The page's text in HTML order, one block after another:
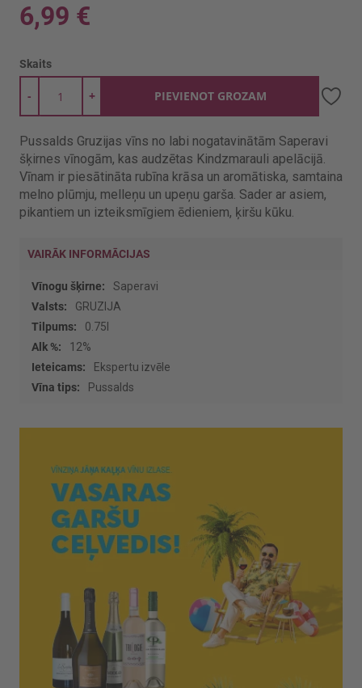
6,99 €
Skaits
+
- PIEVIENOT GROZAM
Pussalds Gruzijas vīns no labi nogatavinātām Saperavi
šķirnes vīnogām, kas audzētas Kindzmarauli apelācijā.
Vīnam ir piesātināta rubīna krāsa un aromātiska, samtaina
melno plūmju, melleņu un upeņu garša. Sader ar asiem,
pikantiem un izteiksmīgiem ēdieniem, ķiršu kūku.
VAIRĀK INFORMĀCIJAS
Vairāk
informācijas
Saperavi
GRUZIJA
0.75l
12%
Ekspertu izvēle
Pussalds